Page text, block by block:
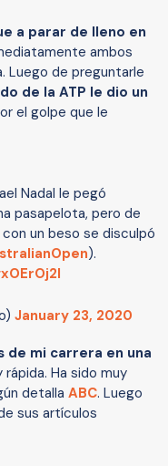
a parar de lleno en
ambos
Luego de preguntarle
de la ATP le dio un
el golpe que le
Nadal le pegó
pasapelota, pero de
un beso se disculpó
).
January 23, 2020
de mi carrera en una
Ha sido muy
detalla ABC. Luego
sus artículos